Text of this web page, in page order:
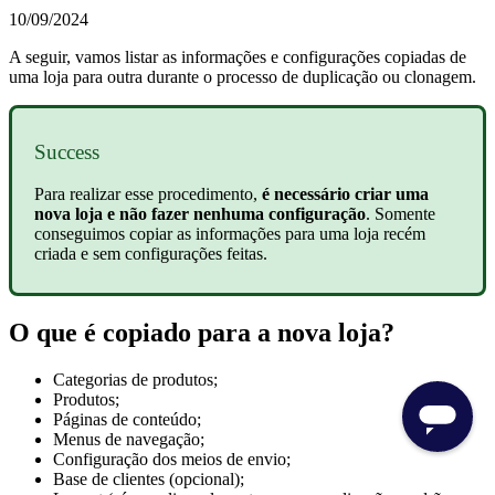
10/09/2024
A seguir, vamos listar as informações e configurações copiadas de
uma loja para outra durante o processo de duplicação ou clonagem.
Success
Para realizar esse procedimento, é necessário criar uma
nova loja e não fazer nenhuma configuração. Somente
conseguimos copiar as informações para uma loja recém
criada e sem configurações feitas.
O que é copiado para a nova loja?
Categorias de produtos;
Produtos;
Páginas de conteúdo;
Menus de navegação;
Configuração dos meios de envio;
Base de clientes (opcional);